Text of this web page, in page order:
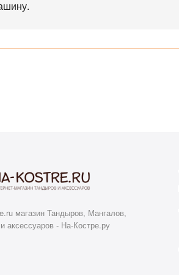
магазин Тандыров, Мангалов,
аксессуаров - На-Костре.ру